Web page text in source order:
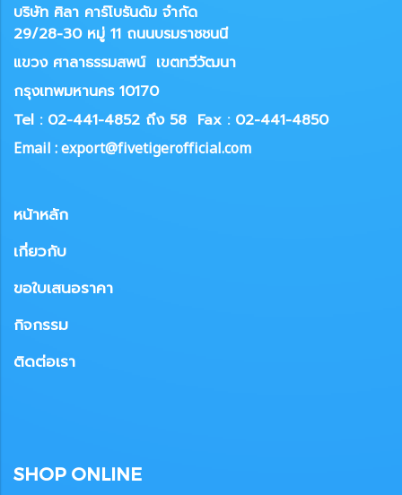
บริษัท ศิลา คาร์โบรันดัม จำกัด
29/28-30 หมู่ 11 ถนนบรมราชชนนี
แขวง ศาลาธรรมสพน์ เขตทวีวัฒนา
กรุงเทพมหานคร 10170
Tel : 02-441-4852 ถึง 58 Fax : 02-441-4850
Email : export@fivetigerofficial.com
หน้าหลัก
เกี่ยวกับ
ขอใบเสนอราคา
กิจกรรม
ติดต่อเรา
SHOP ONLINE